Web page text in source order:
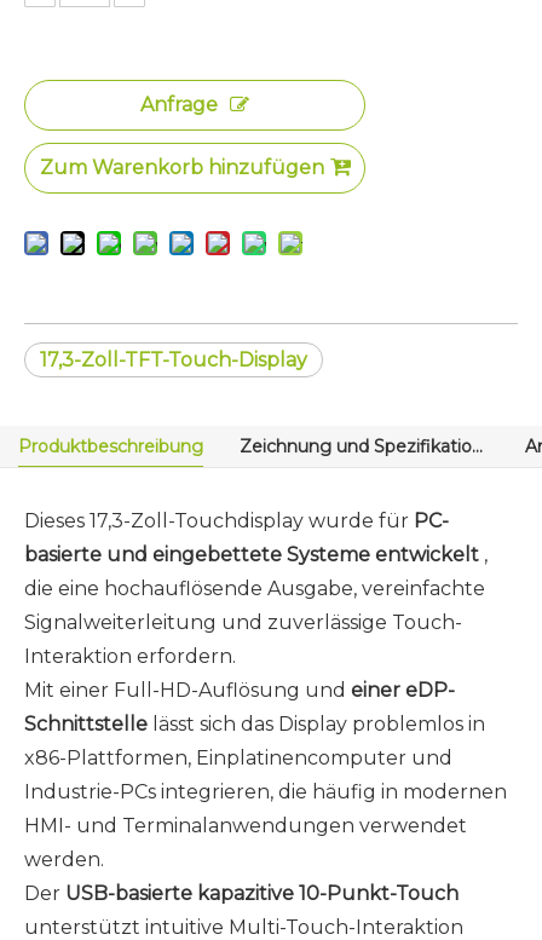
Anfrage
Zum Warenkorb hinzufügen
17,3-Zoll-TFT-Touch-Display
Produktbeschreibung Zeichnung und Spezifikationen
Dieses 17,3-Zoll-Touchdisplay wurde für PC-
basierte und eingebettete Systeme entwickelt ,
die eine hochauflösende Ausgabe, vereinfachte
Signalweiterleitung und zuverlässige Touch-
Interaktion erfordern.
Mit einer Full-HD-Auflösung und einer eDP-
Schnittstelle lässt sich das Display problemlos in
x86-Plattformen, Einplatinencomputer und
Industrie-PCs integrieren, die häufig in modernen
HMI- und Terminalanwendungen verwendet
werden.
Der USB-basierte kapazitive 10-Punkt-Touch
unterstützt intuitive Multi-Touch-Interaktion